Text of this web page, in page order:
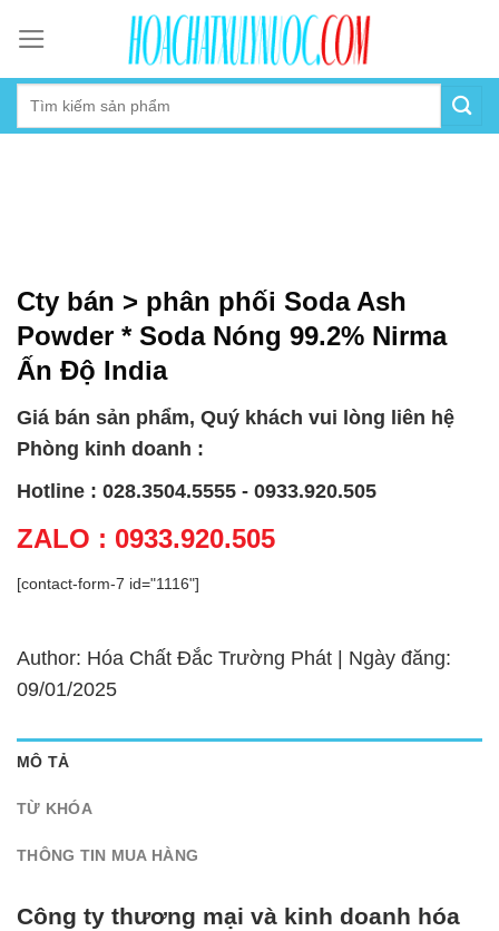
content
Cty bán > phân phối Soda Ash
Powder * Soda Nóng 99.2% Nirma
Ấn Độ India
Giá bán sản phẩm, Quý khách vui lòng liên hệ
Phòng kinh doanh :
Hotline : 028.3504.5555 - 0933.920.505
ZALO : 0933.920.505
[contact-form-7 id="1116"]
Author: Hóa Chất Đắc Trường Phát | Ngày đăng:
09/01/2025
MÔ TẢ
TỪ KHÓA
THÔNG TIN MUA HÀNG
Công ty thương mại và kinh doanh hóa